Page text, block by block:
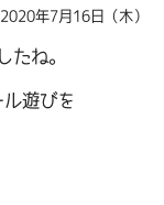
2020年7月16日（木）
たね。
遊びを